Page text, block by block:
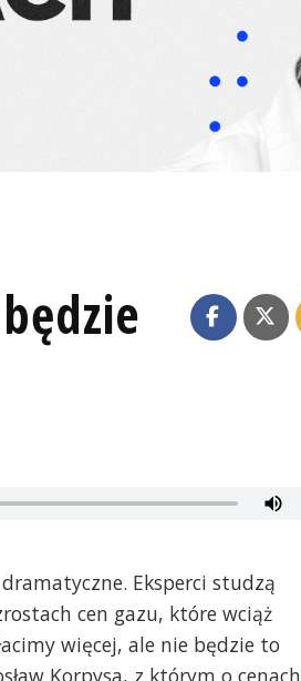
Eksperci studzą
cen gazu, które wciąż
więcej, ale nie będzie to
Korpysa, z którym o cenach